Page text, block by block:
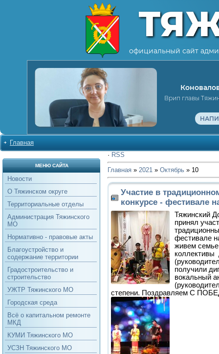
официальный сайт
Врип главы
Главная
МЕНЮ САЙТА
Новости
О Тяжинском округе
Территориальные отделы
Администрация Тяжинского
МО
Нормативно - правовые акты
Благоустройство и
содержание территории
Градостроительство и
строительство
УЖТР Тяжинского МО
Городская среда
Всё о капитальном ремонте
МКД
КУМИ Тяжинского МО
УСЗН Тяжинского МО
· RSS
Главная » 2021 » Октябрь » 10
Участие в
конкурсе - фестивале
Тяжинский
принял
фестивале
живем
коллективы
получили
вокальный
степени. Поздравляем С